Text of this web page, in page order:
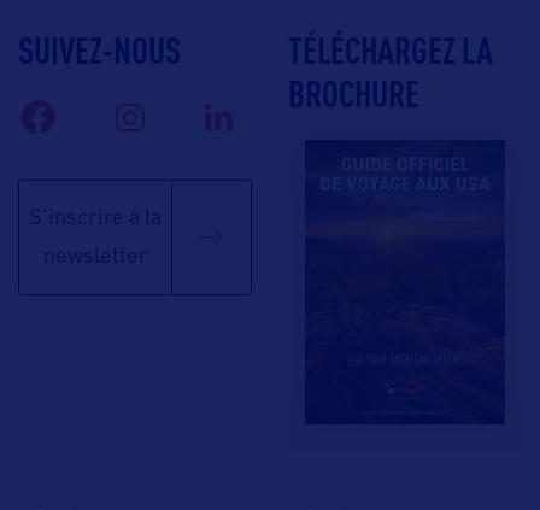
SUIVEZ-NOUS
S'inscrire à la
newsletter
TÉLÉCHARGEZ LA
BROCHURE